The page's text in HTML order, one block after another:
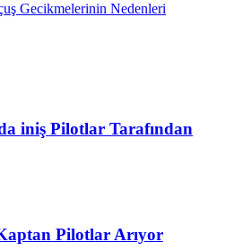
Gecikmelerinin Nedenleri
iniş Pilotlar Tarafından
Pilotlar Arıyor